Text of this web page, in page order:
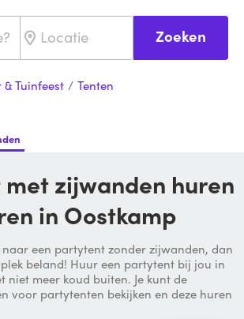
Zoeken
& Tuinfeest / Tenten
in Oostkamp
naar een partytent zonder zijwanden, dan
beland! Huur een partytent bij jou in
niet meer koud buiten. Je kunt de
voor partytenten bekijken en deze huren